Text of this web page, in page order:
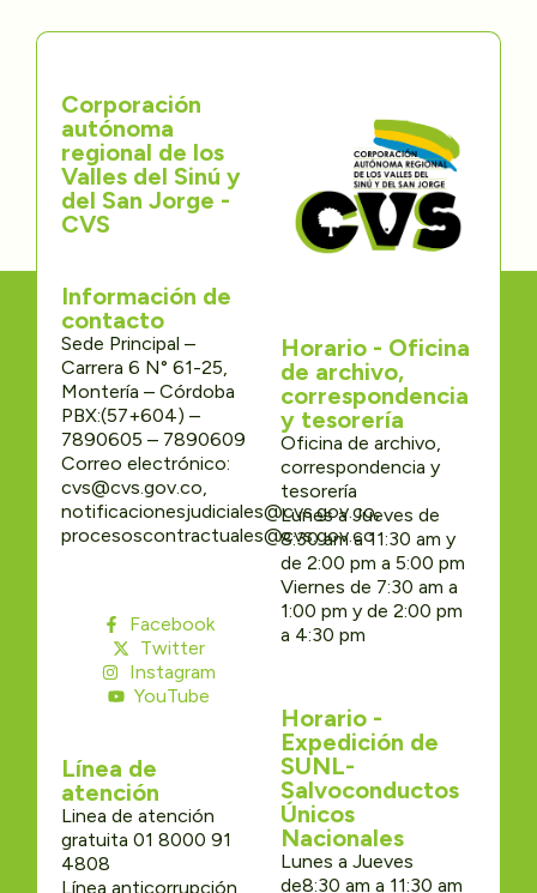
Participa
Trámites y Servicios
Contáctenos
Corporación
autónoma
regional de los
Valles del Sinú y
del San Jorge -
CVS
Información de
contacto
Sede Principal –
Carrera 6 N° 61-25,
Montería – Córdoba
PBX:(57+604) –
7890605 – 7890609
Correo electrónico:
cvs@cvs.gov.co,
notificacionesjudiciales@cvs.gov.co,
procesoscontractuales@cvs.gov.co
Facebook
Twitter
Instagram
YouTube
Línea de
atención
Linea de atención
gratuita 01 8000 91
4808
Línea anticorrupción
Horario - Oficina
de archivo,
correspondencia
y tesorería
Oficina de archivo,
correspondencia y
tesorería
Lunes a Jueves de
8:30 am a 11:30 am y
de 2:00 pm a 5:00 pm
Viernes de 7:30 am a
1:00 pm y de 2:00 pm
a 4:30 pm
Horario -
Expedición de
SUNL-
Salvoconductos
Únicos
Nacionales
Lunes a Jueves
de8:30 am a 11:30 am